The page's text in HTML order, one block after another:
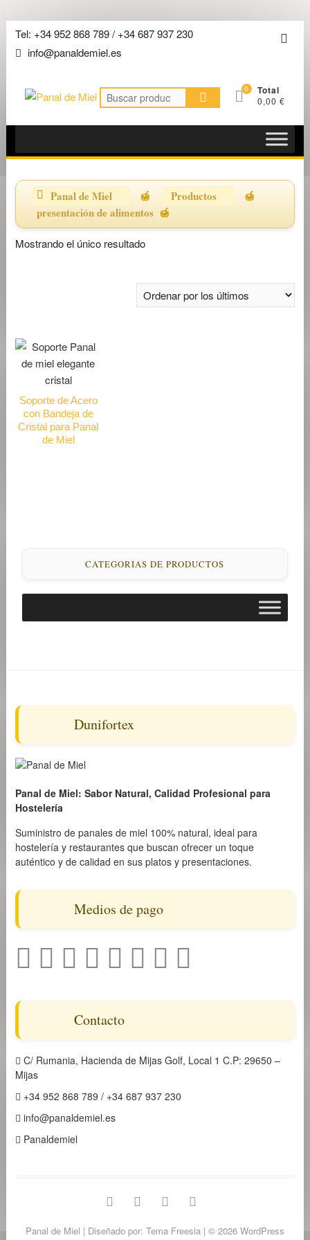
Saltar
contenido
Tel: +34 952 868 789 / +34 687 937 230
info@panaldemiel.es
barra
Buscar
por:
0 Total
0,00 €
Panal de Miel
Productos
presentación de alimentos
Mostrando el único resultado
Soporte de Acero
con Bandeja de
Cristal para Panal
de Miel
CATEGORIAS DE PRODUCTOS
Dunifortex
Panal de Miel: Sabor Natural, Calidad Profesional para
Hostelería
Suministro de panales de miel 100% natural, ideal para
hostelería y restaurantes que buscan ofrecer un toque
auténtico y de calidad en sus platos y presentaciones.
Medios de pago
Contacto
C/ Rumania, Hacienda de Mijas Golf, Local 1 C.P: 29650 –
Mijas
+34 952 868 789 / +34 687 937 230
info@panaldemiel.es
Panaldemiel
facebooktwitter instagram
Panal de Miel | Diseñado por: Tema Freesia| © 2026 WordPress